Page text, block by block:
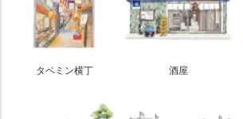
タベミン横丁 酒屋